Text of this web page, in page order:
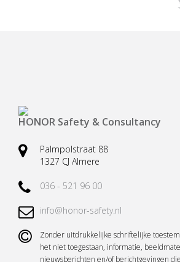
HONOR Safety & Consultancy
Palmpolstraat 88
1327 CJ Almere
036 - 521 96 00
info@honor-safety.nl
Zonder uitdrukkelijke schriftelijke
het niet toegestaan, informatie,
nieuwsberichten en/of berichtgevingen